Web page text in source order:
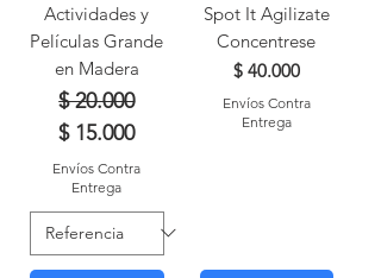
Actividades y
Películas Grande
en Madera
Precio
$ 20.000Precio de oferta
$ 15.000
Envíos Contra
Entrega
Spot It Agilizate
Concentrese
Precio
$ 40.000
Envíos Contra
Entrega